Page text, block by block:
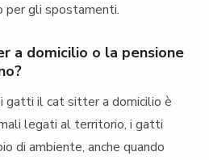
per gli spostamenti.
a domicilio o la pensione
gatti il cat sitter a domicilio è
legati al territorio, i gatti
di ambiente, anche quando